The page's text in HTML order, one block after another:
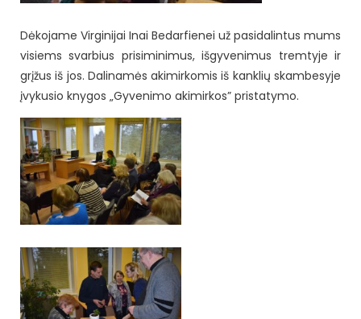
Dėkojame Virginijai Inai Bedarfienei už pasidalintus mums
visiems svarbius prisiminimus, išgyvenimus tremtyje ir
grįžus iš jos. Dalinamės akimirkomis iš kanklių skambesyje
įvykusio knygos „Gyvenimo akimirkos” pristatymo.